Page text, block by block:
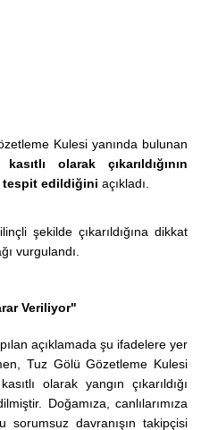
Kulesi yanında bulunan
kasıtlı olarak çıkarıldığının
tespit edildiğini açıkladı.
şekilde çıkarıldığına dikkat
vurgulandı.
Veriliyor"
açıklamada şu ifadelere yer
Tuz Gölü Gözetleme Kulesi
olarak yangın çıkarıldığı
Doğamıza, canlılarımıza
davranışın takipçisi